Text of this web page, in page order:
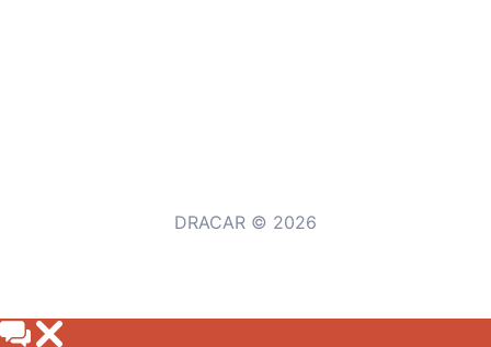
DRACAR © 2026